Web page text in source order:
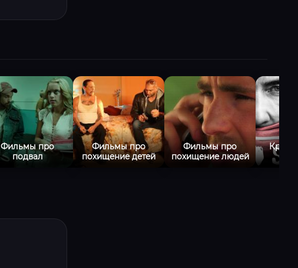
Фильмы про
подвал
Фильмы про
похищение детей
Фильмы про
похищение людей